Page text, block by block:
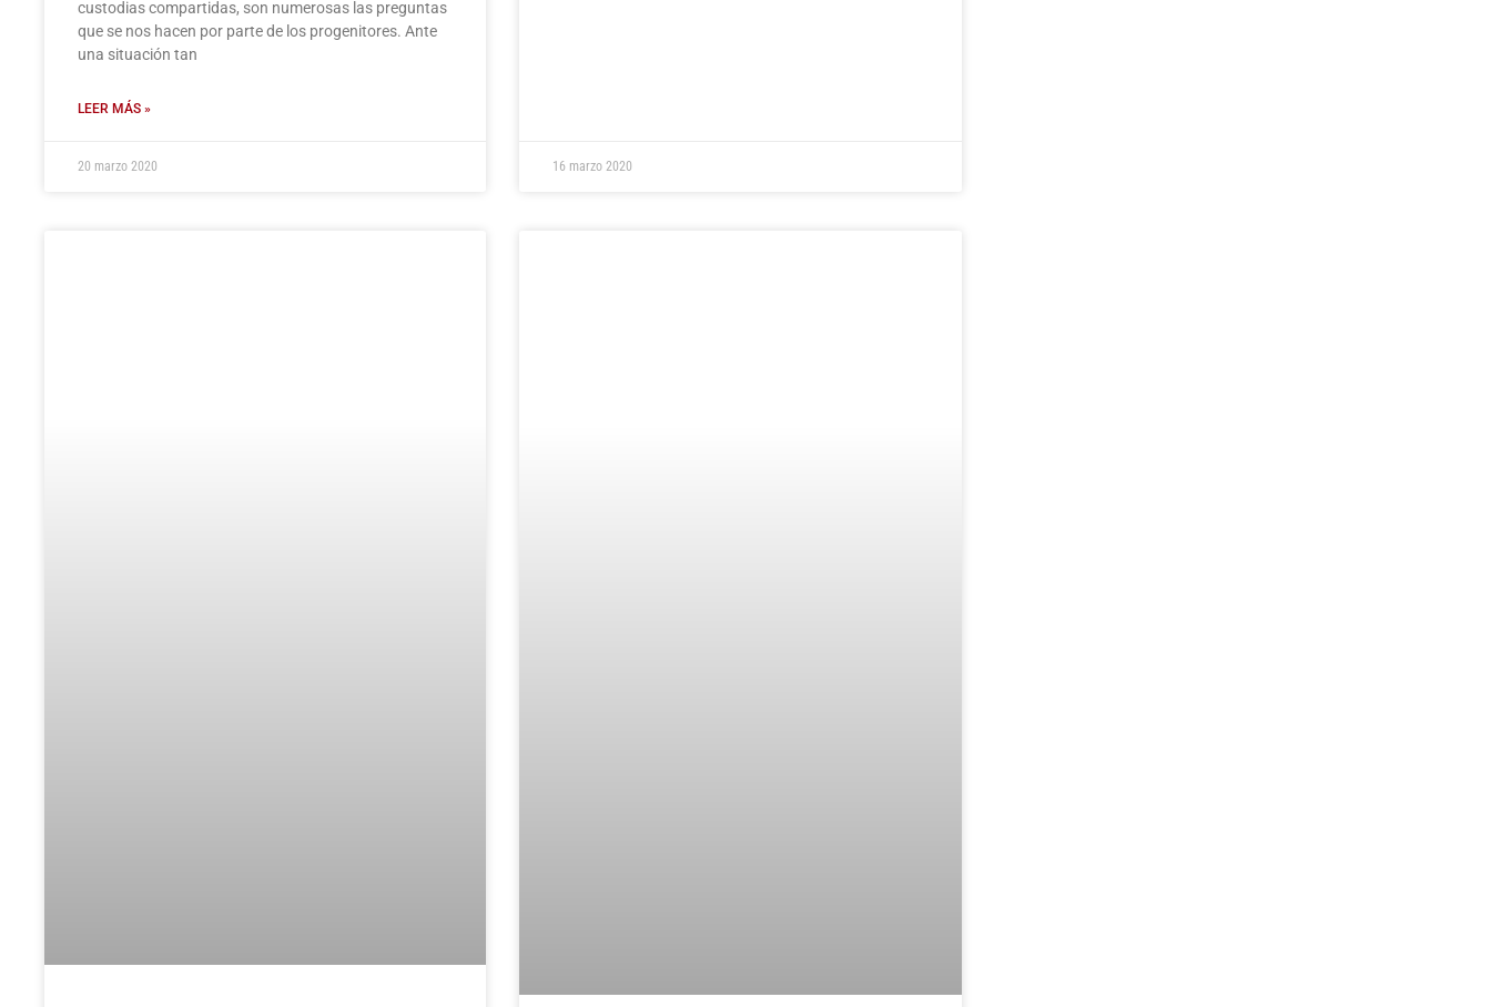
custodias compartidas, son numerosas las preguntas
que se nos hacen por parte de los progenitores. Ante
una situación tan
LEER MÁS »
20 marzo 2020 16 marzo 2020